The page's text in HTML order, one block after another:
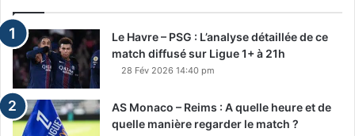
Le Havre – PSG : L’analyse détaillée de ce
match diffusé sur Ligue 1+ à 21h
28 Fév 2026 14:40 pm
AS Monaco – Reims : A quelle heure et de
quelle manière regarder le match ?